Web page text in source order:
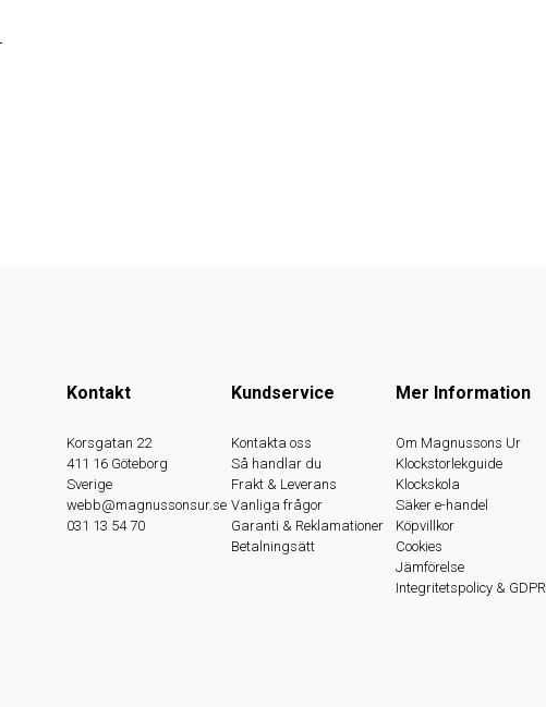
Kontakt
Korsgatan 22
411 16 Göteborg
Sverige
webb@magnussonsur.se
031 13 54 70
Kundservice
Kontakta oss
Så handlar du
Frakt & Leverans
Vanliga frågor
Garanti & Reklamationer
Betalningsätt
Mer Information
Om Magnussons Ur
Klockstorlekguide
Klockskola
Säker e-handel
Köpvillkor
Cookies
Jämförelse
Integritetspolicy & GDPR